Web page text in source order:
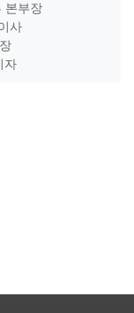
본부장
사
자